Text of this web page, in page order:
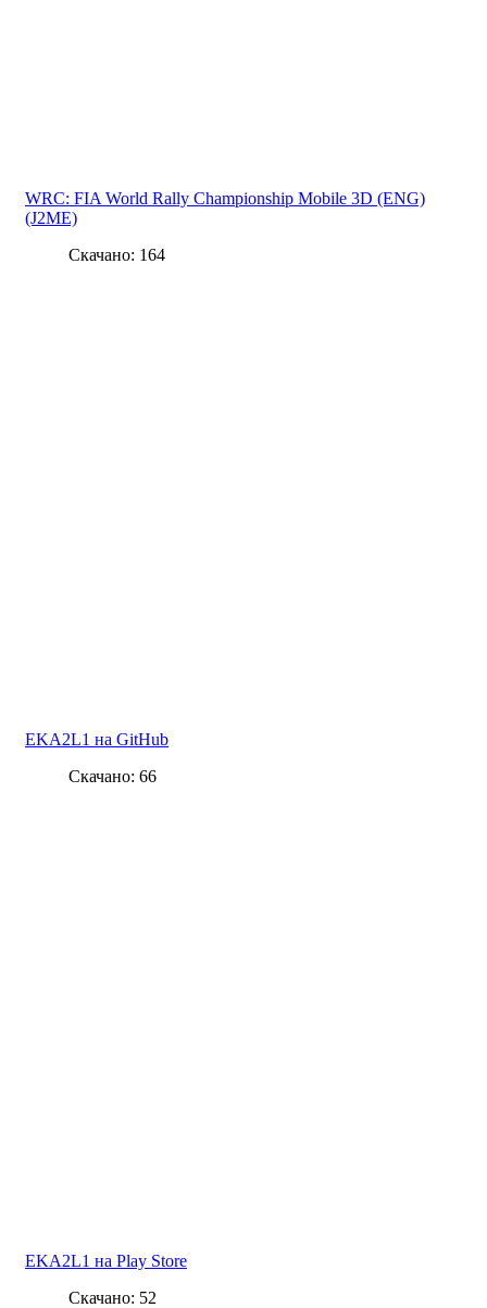
WRC: FIA World Rally Championship Mobile 3D (ENG)
(J2ME)
Скачано: 164
EKA2L1 на GitHub
Скачано: 66
EKA2L1 на Play Store
Скачано: 52